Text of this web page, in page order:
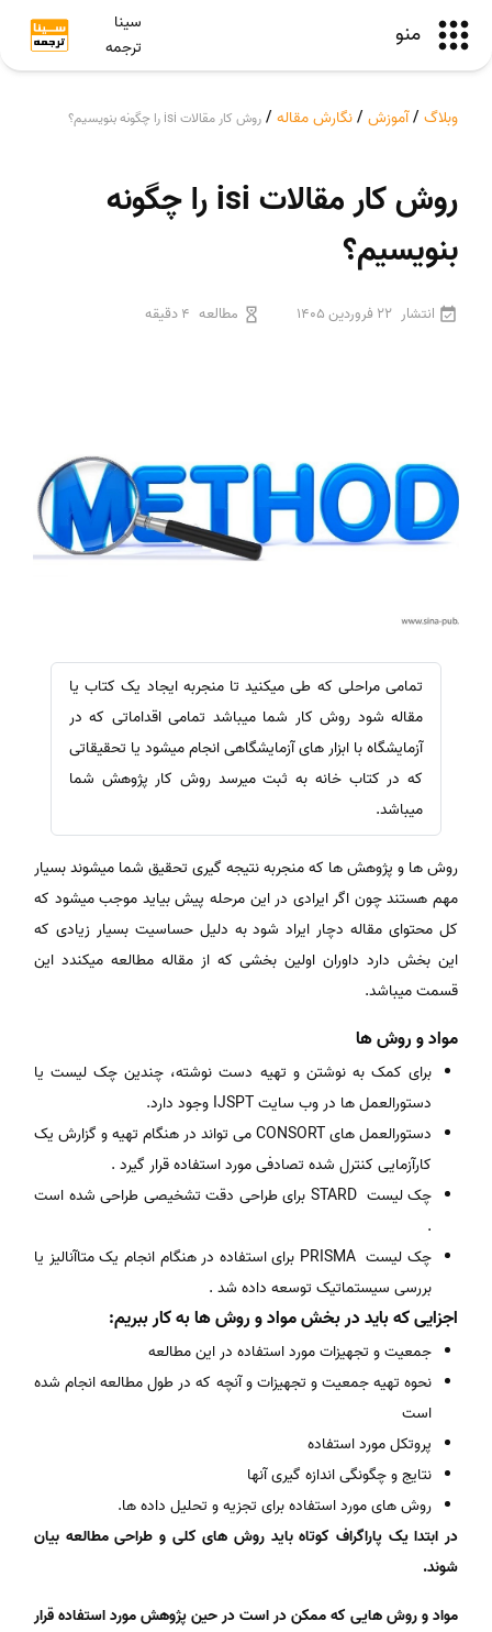
منو
سینا
ترجمه
وبلاگ /آموزش /نگارش مقاله / روش کار مقالات isi را چگونه بنویسیم؟
روش کار مقالات isi را چگونه
بنویسیم؟
انتشار 22 فروردین 1405 مطالعه 4 دقیقه
تمامی مراحلی که طی میکنید تا منجربه ایجاد یک کتاب یا
مقاله شود روش کار شما میباشد تمامی اقداماتی که در
آزمایشگاه با ابزار های آزمایشگاهی انجام میشود یا تحقیقاتی
که در کتاب خانه به ثبت میرسد روش کار پژوهش شما
میباشد.
روش ها و پژوهش ها که منجربه نتیجه گیری تحقیق شما میشوند بسیار
مهم هستند چون اگر ایرادی در این مرحله پیش بیاید موجب میشود که
کل محتوای مقاله دچار ایراد شود به دلیل حساسیت بسیار زیادی که
این بخش دارد داوران اولین بخشی که از مقاله مطالعه میکندد این
قسمت میباشد.
مواد و روش ها
برای کمک به نوشتن و تهیه دست نوشته، چندین چک لیست یا
دستورالعمل ها در وب سایت IJSPT وجود دارد.
دستورالعمل های CONSORT می تواند در هنگام تهیه و گزارش یک
کارآزمایی کنترل شده تصادفی مورد استفاده قرار گیرد .
چک لیست STARD برای طراحی دقت تشخیصی طراحی شده است
.
چک لیست PRISMA برای استفاده در هنگام انجام یک متاآنالیز یا
بررسی سیستماتیک توسعه داده شد .
اجزایی که باید در بخش مواد و روش ها به کار ببریم:
جمعیت و تجهیزات مورد استفاده در این مطالعه
نحوه تهیه جمعیت و تجهیزات و آنچه که در طول مطالعه انجام شده
است
پروتکل مورد استفاده
نتایج و چگونگی اندازه گیری آنها
روش های مورد استفاده برای تجزیه و تحلیل داده ها.
در ابتدا یک پاراگراف کوتاه باید روش های کلی و طراحی مطالعه بیان
شوند.
مواد و روش هایی که ممکن در است در حین پژوهش مورد استفاده قرار